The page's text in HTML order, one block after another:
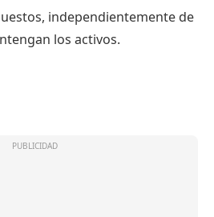
independientemente de
los activos.